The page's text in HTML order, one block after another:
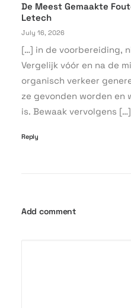
De Meest Gemaakte
Letech
July 16, 2026
[…] in de voorbereiding,
Vergelijk vóór en na de
organisch verkeer
ze gevonden worden en
is. Bewaak vervolgens […]
Reply
Add comment